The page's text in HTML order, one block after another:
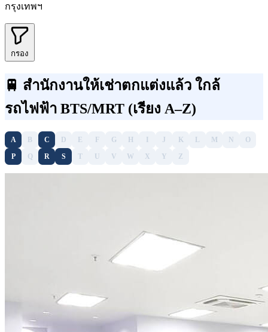
กรุงเทพฯ
กรอง
🚆 สำนักงานให้เช่าตกแต่งแล้ว ใกล้
รถไฟฟ้า BTS/MRT (เรียง A–Z)
A B C D E F G J K L M N
O
P
Q R S T U V W X Y Z